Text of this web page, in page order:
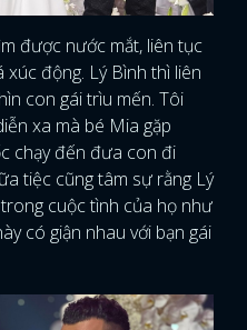
được nước mắt, liên tục
xúc động. Lý Bình thì liên
con gái trìu mến. Tôi
xa mà bé Mia gặp
chạy đến đưa con đi
tiệc cũng tâm sự rằng Lý
cuộc tình của họ như
có giận nhau với bạn gái